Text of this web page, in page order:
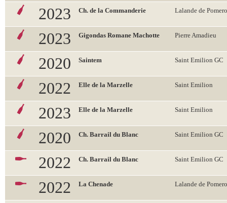
2023 Ch. de la Commanderie Lalande de
2023 Gigondas Romane Machotte Pierre Amadieu
2020 Saintem Saint Emilion GC
2022 Elle de la Marzelle Saint Emilion
2023 Elle de la Marzelle Saint Emilion
2020 Ch. Barrail du Blanc Saint Emilion GC
2022 Ch. Barrail du Blanc Saint Emilion GC
2022 La Chenade Lalande de